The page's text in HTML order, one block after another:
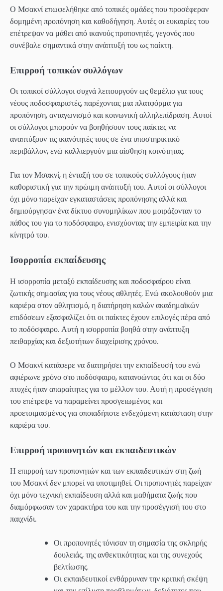
Ο Μσακνί επωφελήθηκε από τοπικές ομάδες που προσέφεραν
δομημένη προπόνηση και καθοδήγηση. Αυτές οι ευκαιρίες του
επέτρεψαν να μάθει από ικανούς προπονητές, γεγονός που
συνέβαλε σημαντικά στην ανάπτυξή του ως παίκτη.
Επιρροή τοπικών συλλόγων
Οι τοπικοί σύλλογοι συχνά λειτουργούν ως θεμέλιο για τους
νέους ποδοσφαιριστές, παρέχοντας μια πλατφόρμα για
προπόνηση, ανταγωνισμό και κοινωνική αλληλεπίδραση. Αυτοί
οι σύλλογοι μπορούν να βοηθήσουν τους παίκτες να
αναπτύξουν τις ικανότητές τους σε ένα υποστηρικτικό
περιβάλλον, ενώ καλλιεργούν μια αίσθηση κοινότητας.
Για τον Μσακνί, η ένταξή του σε τοπικούς συλλόγους ήταν
καθοριστική για την πρώιμη ανάπτυξή του. Αυτοί οι σύλλογοι
όχι μόνο παρείχαν εγκαταστάσεις προπόνησης αλλά και
δημιούργησαν ένα δίκτυο συνομηλίκων που μοιράζονταν το
πάθος του για το ποδόσφαιρο, ενισχύοντας την εμπειρία και την
κίνητρό του.
Ισορροπία εκπαίδευσης
Η ισορροπία μεταξύ εκπαίδευσης και ποδοσφαίρου είναι
ζωτικής σημασίας για τους νέους αθλητές. Ενώ ακολουθούν μια
καριέρα στον αθλητισμό, η διατήρηση καλών ακαδημαϊκών
επιδόσεων εξασφαλίζει ότι οι παίκτες έχουν επιλογές πέρα από
το ποδόσφαιρο. Αυτή η ισορροπία βοηθά στην ανάπτυξη
πειθαρχίας και δεξιοτήτων διαχείρισης χρόνου.
Ο Μσακνί κατάφερε να διατηρήσει την εκπαίδευσή του ενώ
αφιέρωνε χρόνο στο ποδόσφαιρο, κατανοώντας ότι και οι δύο
πτυχές ήταν απαραίτητες για το μέλλον του. Αυτή η προσέγγιση
του επέτρεψε να παραμείνει προσγειωμένος και
προετοιμασμένος για οποιαδήποτε ενδεχόμενη κατάσταση στην
καριέρα του.
Επιρροή προπονητών και εκπαιδευτικών
Η επιρροή των προπονητών και των εκπαιδευτικών στη ζωή
του Μσακνί δεν μπορεί να υποτιμηθεί. Οι προπονητές παρείχαν
όχι μόνο τεχνική εκπαίδευση αλλά και μαθήματα ζωής που
διαμόρφωσαν τον χαρακτήρα του και την προσέγγισή του στο
παιχνίδι.
Οι προπονητές τόνισαν τη σημασία της σκληρής
δουλειάς, της ανθεκτικότητας και της συνεχούς
βελτίωσης.
Οι εκπαιδευτικοί ενθάρρυναν την κριτική σκέψη